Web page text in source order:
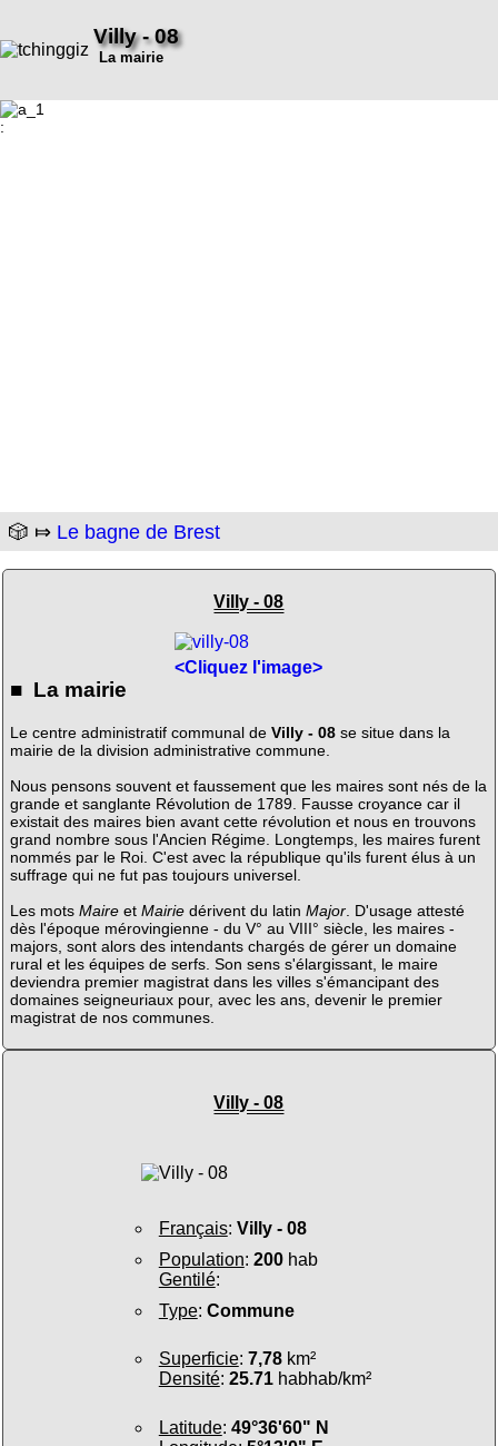
Villy - 08
La mairie
:
🎲 ⤇ Le bagne de Brest
Villy - 08
<Cliquez l'image>
■ La mairie
Le centre administratif communal de Villy - 08se situe dans la
mairie de la division administrative commune.
Nous pensons souvent et faussement que les maires sont nés de la
grande et sanglante Révolution de 1789. Fausse croyance car il
existait des maires bien avant cette révolution et nous en trouvons
grand nombre sous l'Ancien Régime. Longtemps, les maires furent
nommés par le Roi. C'est avec la république qu'ils furent élus à un
suffrage qui ne fut pas toujours universel.
Les mots Maireet Mairiedérivent du latin Major. D'usage attesté
dès l'époque mérovingienne - du V° au VIII° siècle, les maires -
majors, sont alors des intendants chargés de gérer un domaine
rural et les équipes de serfs. Son sens s'élargissant, le maire
deviendra premier magistrat dans les villes s'émancipant des
domaines seigneuriaux pour, avec les ans, devenir le premier
magistrat de nos communes.
Villy - 08
Français: Villy - 08
Population: 200hab
Gentilé:
Type: Commune
Superficie: 7,78km²
Densité: 25.71habhab/km²
Latitude: 49°36'60" N